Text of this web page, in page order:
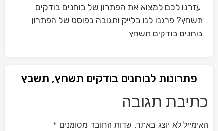
עזרנו לכם למצוא את הפתרון של בוחנים בודקים
תשחץ? פרגנו לנו בלייק ותגובה בפוסט של הפתרון
בוחנים בודקים תשחץ
פתרונות לבוחנים בודקים תשחץ, תשבץ
כתיבת תגובה
האימייל לא יוצג באתר. שדות החובה מסומנים *